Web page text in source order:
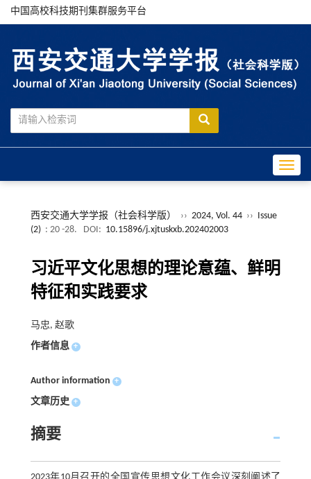
中国高校科技期刊集群服务平台
西安交通大学学报（社会科学版） ›› 2024, Vol. 44 ›› Issue
(2) : 20 -28. DOI: 10.15896/j.xjtuskxb.202402003
习近平文化思想的理论意蕴、鲜明
特征和实践要求
马忠, 赵歌
作者信息 +
Author information +
文章历史 +
摘要